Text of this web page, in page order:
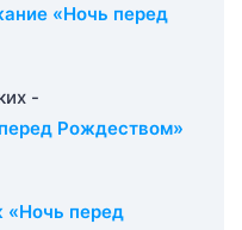
«Ночь перед
-
Рождеством»
«Ночь перед